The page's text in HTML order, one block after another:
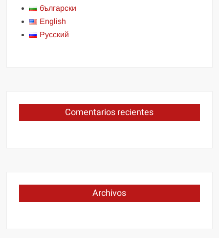
български
English
Русский
Comentarios recientes
Archivos